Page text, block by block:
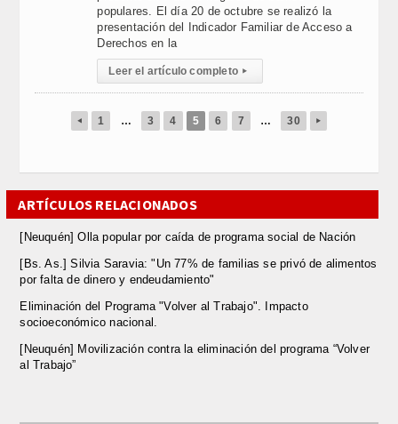
populares. El día 20 de octubre se realizó la
presentación del Indicador Familiar de Acceso a
Derechos en la
Leer el artículo completo ▸
◂ 1 … 3 4 5 6 7 … 30 ▸
ARTÍCULOS RELACIONADOS
[Neuquén] Olla popular por caída de programa social de Nación
[Bs. As.] Silvia Saravia: "Un 77% de familias se privó de alimentos
por falta de dinero y endeudamiento"
Eliminación del Programa "Volver al Trabajo". Impacto
socioeconómico nacional.
[Neuquén] Movilización contra la eliminación del programa “Volver
al Trabajo”